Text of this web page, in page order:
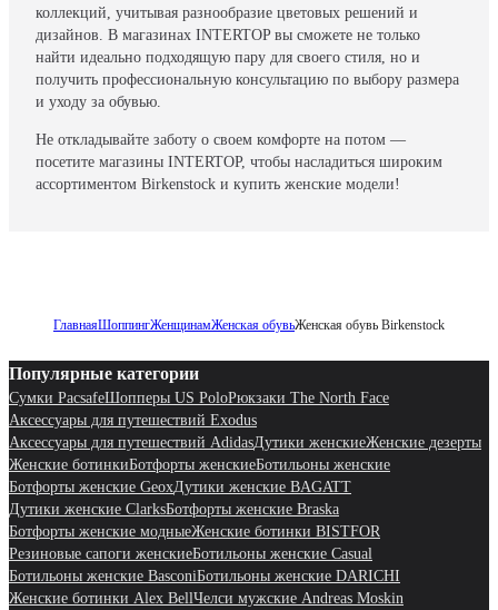
коллекций, учитывая разнообразие цветовых решений и
дизайнов. В магазинах INTERTOP вы сможете не только
найти идеально подходящую пару для своего стиля, но и
получить профессиональную консультацию по выбору размера
и уходу за обувью.
Не откладывайте заботу о своем комфорте на потом —
посетите магазины INTERTOP, чтобы насладиться широким
ассортиментом Birkenstock и купить женские модели!
ГлавнаяШоппингЖенщинамЖенская обувьЖенская обувь Birkenstock
Популярные категории
Сумки PacsafeШопперы US PoloРюкзаки The North Face
Аксессуары для путешествий Exodus
Аксессуары для путешествий AdidasДутики женскиеЖенские дезерты
Женские ботинкиБотфорты женскиеБотильоны женские
Ботфорты женские GeoxДутики женские BAGATT
Дутики женские ClarksБотфорты женские Braska
Ботфорты женские модныеЖенские ботинки BISTFOR
Резиновые сапоги женскиеБотильоны женские Casual
Ботильоны женские BasconiБотильоны женские DARICHI
Женские ботинки Alex BellЧелси мужские Andreas Moskin